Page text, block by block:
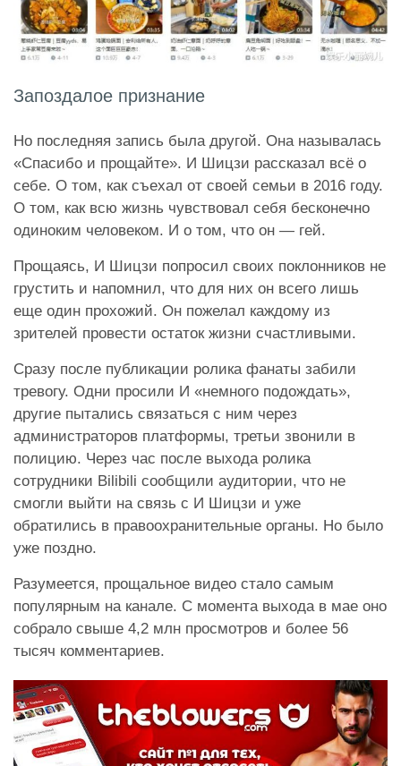
Запоздалое признание
Но последняя запись была другой. Она называлась
«Спасибо и прощайте». И Шицзи рассказал всё о
себе. О том, как съехал от своей семьи в 2016 году.
О том, как всю жизнь чувствовал себя бесконечно
одиноким человеком. И о том, что он — гей.
Прощаясь, И Шицзи попросил своих поклонников не
грустить и напомнил, что для них он всего лишь
еще один прохожий. Он пожелал каждому из
зрителей провести остаток жизни счастливыми.
Сразу после публикации ролика фанаты забили
тревогу. Одни просили И «немного подождать»,
другие пытались связаться с ним через
администраторов платформы, третьи звонили в
полицию. Через час после выхода ролика
сотрудники Bilibili сообщили аудитории, что не
смогли выйти на связь с И Шицзи и уже
обратились в правоохранительные органы. Но было
уже поздно.
Разумеется, прощальное видео стало самым
популярным на канале. С момента выхода в мае оно
собрало свыше 4,2 млн просмотров и более 56
тысяч комментариев.